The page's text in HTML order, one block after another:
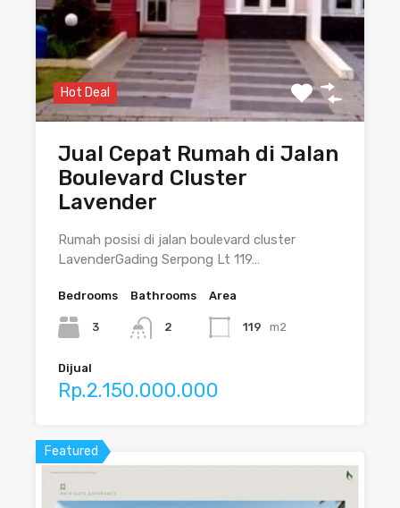
Hot Deal
Jual Cepat Rumah di Jalan
Boulevard Cluster
Lavender
Rumah posisi di jalan boulevard cluster
LavenderGading Serpong Lt 119…
Bedrooms
3
Bathrooms
2
Area
119 m2
Dijual
Rp.2.150.000.000
Featured